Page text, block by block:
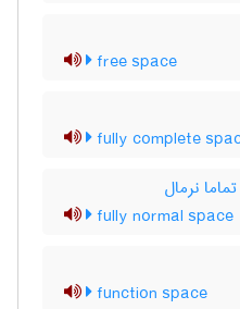
free space
fully complete
نرمال
fully normal space
function space